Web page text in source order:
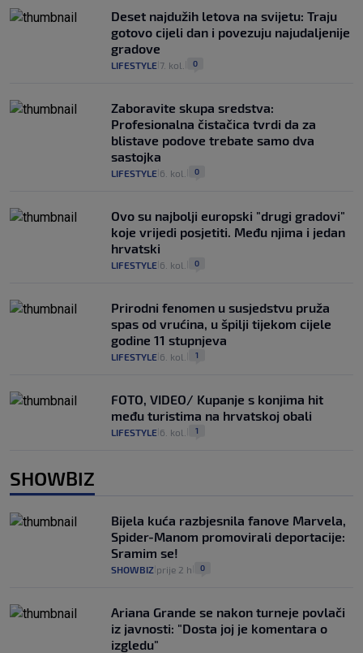
Deset najdužih letova na svijetu: Traju
gotovo cijeli dan i povezuju najudaljenije
gradove
LIFESTYLE 7. kol. 0
Zaboravite skupa sredstva:
Profesionalna čistačica tvrdi da za
blistave podove trebate samo dva
sastojka
LIFESTYLE 6. kol. 0
Ovo su najbolji europski "drugi gradovi"
koje vrijedi posjetiti. Među njima i jedan
hrvatski
LIFESTYLE 6. kol. 0
Prirodni fenomen u susjedstvu pruža
spas od vrućina, u špilji tijekom cijele
godine 11 stupnjeva
LIFESTYLE 6. kol. 1
FOTO, VIDEO/ Kupanje s konjima hit
među turistima na hrvatskoj obali
LIFESTYLE 6. kol. 1
SHOWBIZ
Bijela kuća razbjesnila fanove Marvela,
Spider-Manom promovirali deportacije:
Sramim se!
SHOWBIZ prije 2 h 0
Ariana Grande se nakon turneje povlači
iz javnosti: "Dosta joj je komentara o
izgledu"